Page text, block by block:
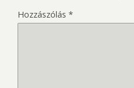
Hozzászólás *